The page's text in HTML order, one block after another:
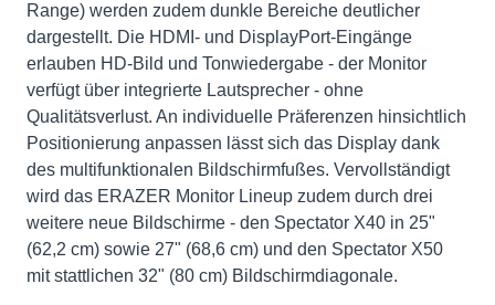
Range) werden zudem dunkle Bereiche deutlicher
dargestellt. Die HDMI- und DisplayPort-Eingänge
erlauben HD-Bild und Tonwiedergabe - der Monitor
verfügt über integrierte Lautsprecher - ohne
Qualitätsverlust. An individuelle Präferenzen hinsichtlich
Positionierung anpassen lässt sich das Display dank
des multifunktionalen Bildschirmfußes. Vervollständigt
wird das ERAZER Monitor Lineup zudem durch drei
weitere neue Bildschirme - den Spectator X40 in 25"
(62,2 cm) sowie 27" (68,6 cm) und den Spectator X50
mit stattlichen 32" (80 cm) Bildschirmdiagonale.